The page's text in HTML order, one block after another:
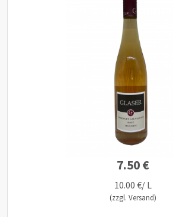
7.50 €
10.00 €/ L
(zzgl. Versand)